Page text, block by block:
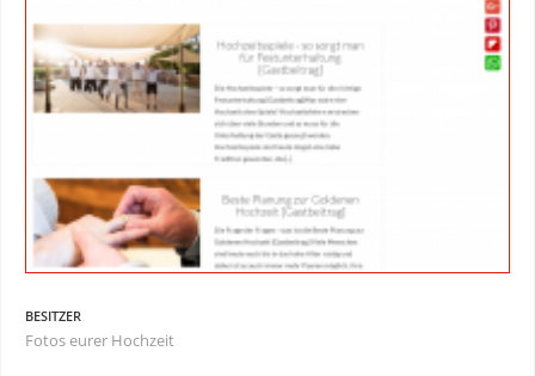
BESITZER
Fotos eurer Hochzeit